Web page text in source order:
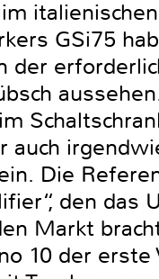
GSi75
der
auch
Die
den das
Markt
10 der